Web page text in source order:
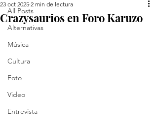
All Posts
Alternativas
Música
Cultura
Foto
Video
Entrevista
Crazysaurios en Foro Karuzo
23 oct 2025 2 min de lectura